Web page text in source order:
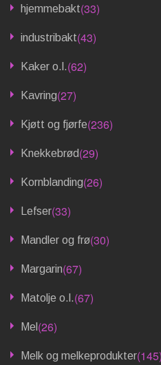
hjemmebakt(33)
industribakt(43)
Kaker o.l.(62)
Kavring(27)
Kjøtt og fjørfe(236)
Knekkebrød(29)
Kornblanding(26)
Lefser(33)
Mandler og frø(30)
Margarin(67)
Matolje o.l.(67)
Mel (26)
Melk og melkeprodukter(145)